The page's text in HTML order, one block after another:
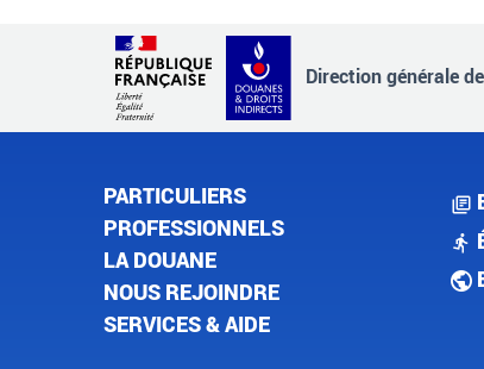
Direction générale
PARTICULIERS
PROFESSIONNELS
LA DOUANE
NOUS REJOINDRE
SERVICES & AIDE